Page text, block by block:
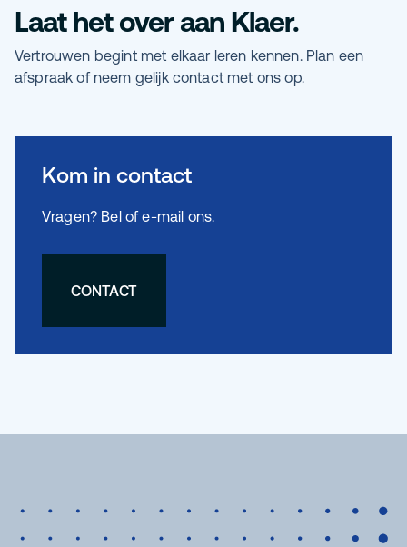
Laat het over aan Klaer.
Vertrouwen begint met elkaar leren kennen. Plan een
afspraak of neem gelijk contact met ons op.
Kom in contact
Vragen? Bel of e-mail ons.
CONTACT